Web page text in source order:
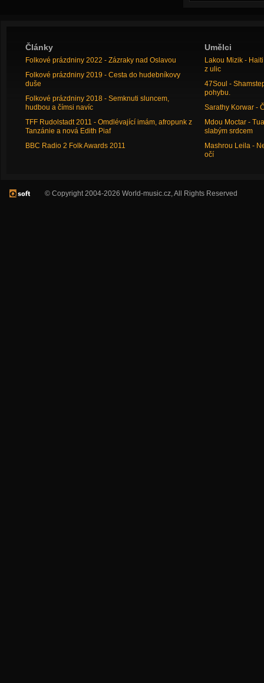
Články
Folkové prázdniny 2022 - Zázraky nad Oslavou
Folkové prázdniny 2019 - Cesta do hudebníkovy
duše
Folkové prázdniny 2018 - Semknuti sluncem,
hudbou a čímsi navíc
TFF Rudolstadt 2011 - Omdlévající imám, afropunk z
Tanzánie a nová Edith Piaf
BBC Radio 2 Folk Awards 2011
Umělci
Lakou Mizik -
z ulic
47Soul -
pohybu.
Sarathy Korwar -
Mdou Moctar -
slabým srdcem
Mashrou Leila -
očí
© Copyright 2004-2026 World-music.cz, All Rights Reserved